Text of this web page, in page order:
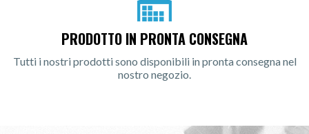
PRODOTTO IN PRONTA CONSEGNA
Tutti i nostri prodotti sono disponibili in pronta consegna nel
nostro negozio.